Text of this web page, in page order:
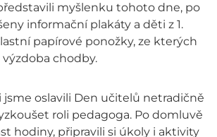
myšlenku tohoto dne, po
informační plakáty a děti z 1.
papírové ponožky, ze kterých
chodby.
jsme oslavili Den učitelů netradičně
roli pedagoga. Po domluvě
hodiny, připravili si úkoly i aktivity